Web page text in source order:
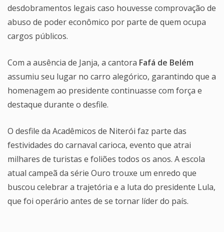
desdobramentos legais caso houvesse comprovação de
abuso de poder econômico por parte de quem ocupa
cargos públicos.
Com a ausência de Janja, a cantora Fafá de Belém
assumiu seu lugar no carro alegórico, garantindo que a
homenagem ao presidente continuasse com força e
destaque durante o desfile.
O desfile da Acadêmicos de Niterói faz parte das
festividades do carnaval carioca, evento que atrai
milhares de turistas e foliões todos os anos. A escola
atual campeã da série Ouro trouxe um enredo que
buscou celebrar a trajetória e a luta do presidente Lula,
que foi operário antes de se tornar líder do país.